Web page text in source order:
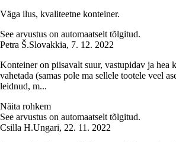
Väga ilus, kvaliteetne konteiner.
See arvustus on automaatselt tõlgitud.
Petra Š.Slovakkia, 7. 12. 2022
Konteiner on piisavalt suur, vastupidav ja hea
vahetada (samas pole ma sellele tootele veel
leidnud, m...
Näita rohkem
See arvustus on automaatselt tõlgitud.
Csilla H.Ungari, 22. 11. 2022